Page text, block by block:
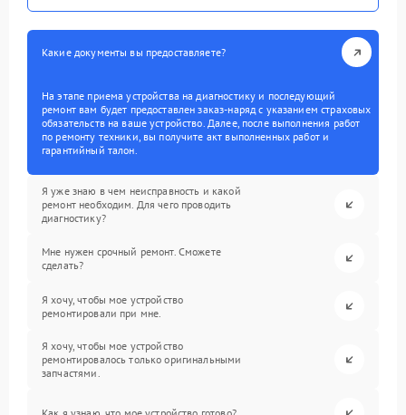
Какие документы вы предоставляете?
На этапе приема устройства на диагностику и последующий
ремонт вам будет предоставлен заказ-наряд с указанием страховых
обязательств на ваше устройство. Далее, после выполнения работ
по ремонту техники, вы получите акт выполненных работ и
гарантийный талон.
Я уже знаю в чем неисправность и какой
ремонт необходим. Для чего проводить
диагностику?
Мне нужен срочный ремонт. Сможете
сделать?
Я хочу, чтобы мое устройство
ремонтировали при мне.
Я хочу, чтобы мое устройство
ремонтировалось только оригинальными
запчастями.